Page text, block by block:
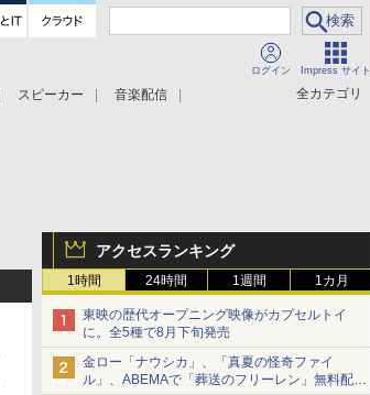
ログイン Impress サイト
全カテゴリ
スピーカー
音楽配信
アクセスランキング
1時間 24時間 1週間 1カ月
東映の歴代オープニング映像がカプセルトイ
に。全5種で8月下旬発売
金ロー「ナウシカ」、「真夏の怪奇ファイ
ル」、ABEMAで「葬送のフリーレン」無料配信